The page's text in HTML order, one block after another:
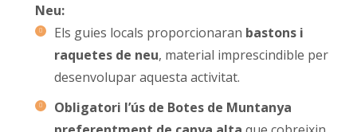
Neu:
Els guies locals proporcionaran bastons i
raquetes de neu, material imprescindible per
desenvolupar aquesta activitat.
Obligatori l’ús de Botes de Muntanya